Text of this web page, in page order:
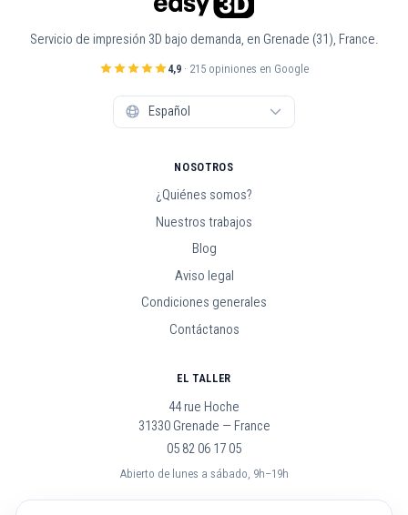
Servicio de impresión 3D bajo demanda, en Grenade (31), France.
4,9· 215 opiniones en Google
NOSOTROS
¿Quiénes somos?
Nuestros trabajos
Blog
Aviso legal
Condiciones generales
Contáctanos
EL TALLER
44 rue Hoche
31330 Grenade — France
05 82 06 17 05
Abierto de lunes a sábado, 9h–19h